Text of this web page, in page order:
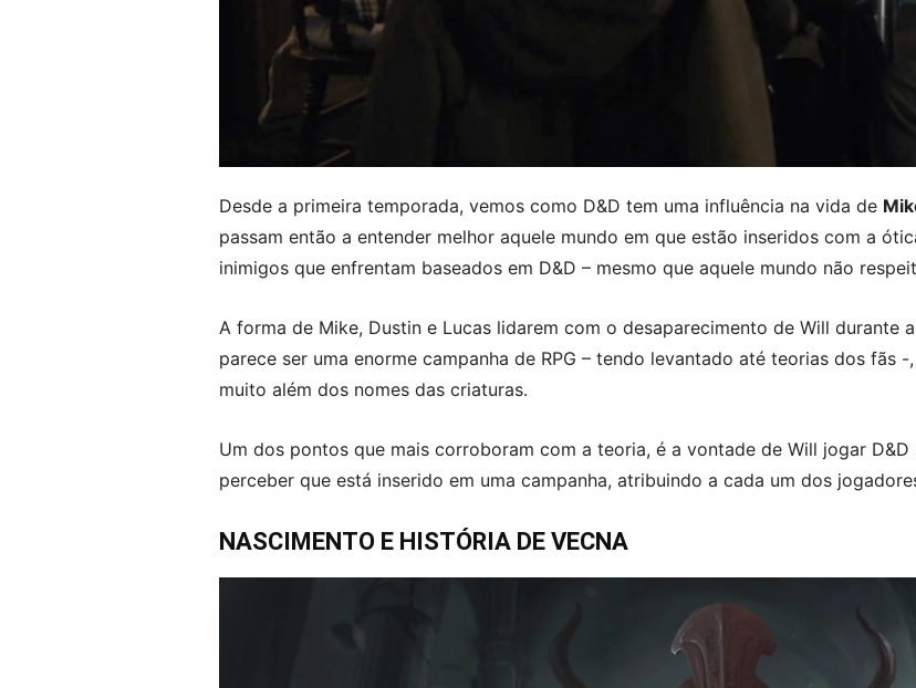
Desde a primeira temporada, vemos como D&D tem uma influência na vida de
passam então a entender melhor aquele mundo em que estão inseridos com a
inimigos que enfrentam baseados em D&D – mesmo que aquele mundo não
A forma de Mike, Dustin e Lucas lidarem com o desaparecimento de Will durante
parece ser uma enorme campanha de RPG – tendo levantado até teorias dos fãs
muito além dos nomes das criaturas.
Um dos pontos que mais corroboram com a teoria, é a vontade de Will jogar
perceber que está inserido em uma campanha, atribuindo a cada um dos
NASCIMENTO E HISTÓRIA DE VECNA